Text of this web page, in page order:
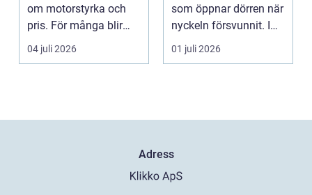
om motorstyrka och
pris. För många blir
maskinen ett vikt...
04 juli 2026
som öppnar dörren när
nyckeln försvunnit. I
dag handlar yrk...
01 juli 2026
Adress